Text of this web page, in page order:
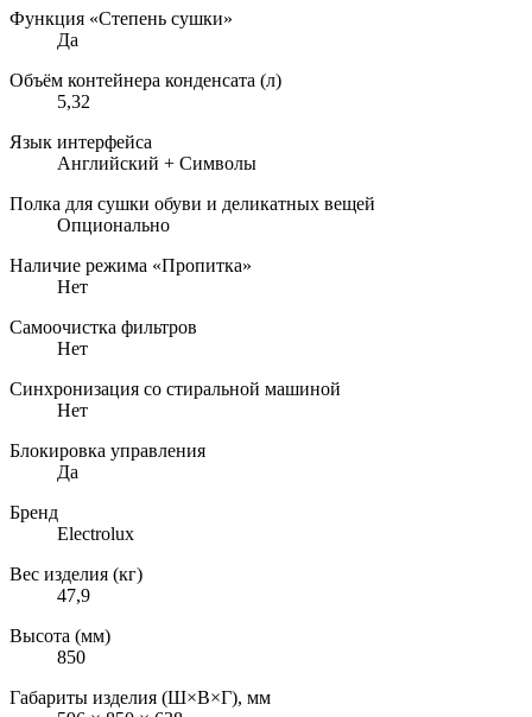
Функция «Степень сушки»
Да
Объём контейнера конденсата (л)
5,32
Язык интерфейса
Английский + Символы
Полка для сушки обуви и деликатных вещей
Опционально
Наличие режима «Пропитка»
Нет
Самоочистка фильтров
Нет
Синхронизация со стиральной машиной
Нет
Блокировка управления
Да
Бренд
Electrolux
Вес изделия (кг)
47,9
Высота (мм)
850
Габариты изделия (Ш×В×Г), мм